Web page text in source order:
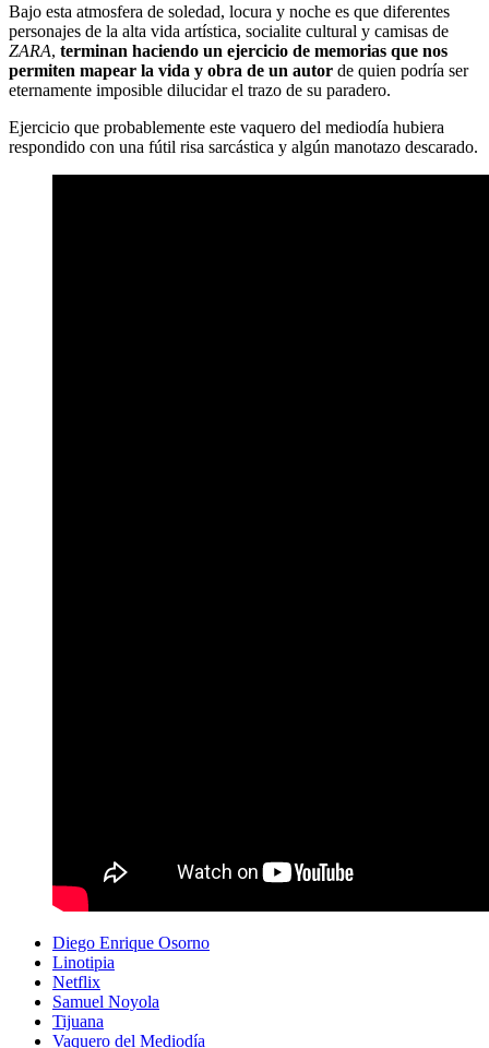
Bajo esta atmosfera de soledad, locura y noche es que diferentes
personajes de la alta vida artística, socialite cultural y camisas de
ZARA, terminan haciendo un ejercicio de memorias que nos
permiten mapear la vida y obra de un autor de quien podría ser
eternamente imposible dilucidar el trazo de su paradero.
Ejercicio que probablemente este vaquero del mediodía hubiera
respondido con una fútil risa sarcástica y algún manotazo descarado.
Diego Enrique Osorno
Linotipia
Netflix
Samuel Noyola
Tijuana
Vaquero del Mediodía